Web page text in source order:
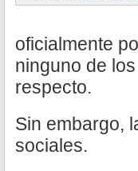
oficialmente
ninguno de
respecto.
Sin embargo,
sociales.